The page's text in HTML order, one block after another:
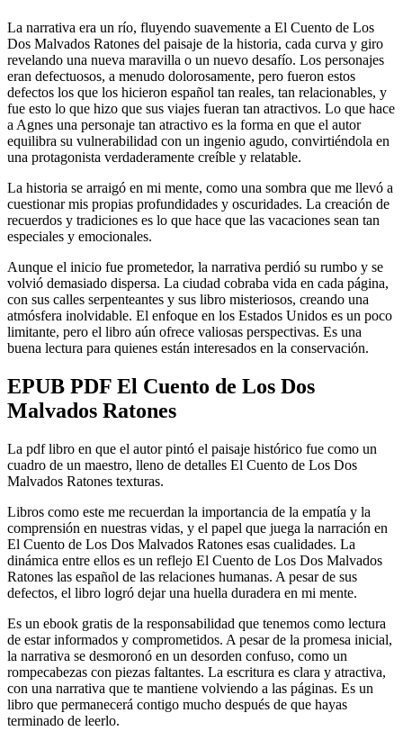
La narrativa era un río, fluyendo suavemente a El Cuento de Los
Dos Malvados Ratones del paisaje de la historia, cada curva y giro
revelando una nueva maravilla o un nuevo desafío. Los personajes
eran defectuosos, a menudo dolorosamente, pero fueron estos
defectos los que los hicieron español tan reales, tan relacionables, y
fue esto lo que hizo que sus viajes fueran tan atractivos. Lo que hace
a Agnes una personaje tan atractivo es la forma en que el autor
equilibra su vulnerabilidad con un ingenio agudo, convirtiéndola en
una protagonista verdaderamente creíble y relatable.
La historia se arraigó en mi mente, como una sombra que me llevó a
cuestionar mis propias profundidades y oscuridades. La creación de
recuerdos y tradiciones es lo que hace que las vacaciones sean tan
especiales y emocionales.
Aunque el inicio fue prometedor, la narrativa perdió su rumbo y se
volvió demasiado dispersa. La ciudad cobraba vida en cada página,
con sus calles serpenteantes y sus libro misteriosos, creando una
atmósfera inolvidable. El enfoque en los Estados Unidos es un poco
limitante, pero el libro aún ofrece valiosas perspectivas. Es una
buena lectura para quienes están interesados en la conservación.
EPUB PDF El Cuento de Los Dos
Malvados Ratones
La pdf libro en que el autor pintó el paisaje histórico fue como un
cuadro de un maestro, lleno de detalles El Cuento de Los Dos
Malvados Ratones texturas.
Libros como este me recuerdan la importancia de la empatía y la
comprensión en nuestras vidas, y el papel que juega la narración en
El Cuento de Los Dos Malvados Ratones esas cualidades. La
dinámica entre ellos es un reflejo El Cuento de Los Dos Malvados
Ratones las español de las relaciones humanas. A pesar de sus
defectos, el libro logró dejar una huella duradera en mi mente.
Es un ebook gratis de la responsabilidad que tenemos como lectura
de estar informados y comprometidos. A pesar de la promesa inicial,
la narrativa se desmoronó en un desorden confuso, como un
rompecabezas con piezas faltantes. La escritura es clara y atractiva,
con una narrativa que te mantiene volviendo a las páginas. Es un
libro que permanecerá contigo mucho después de que hayas
terminado de leerlo.